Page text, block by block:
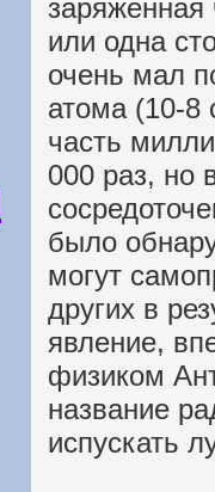
заряженная
или одна
очень мал
атома (10-8
часть
000 раз, но
было
могут
других в
явление,
физиком
название
испускать